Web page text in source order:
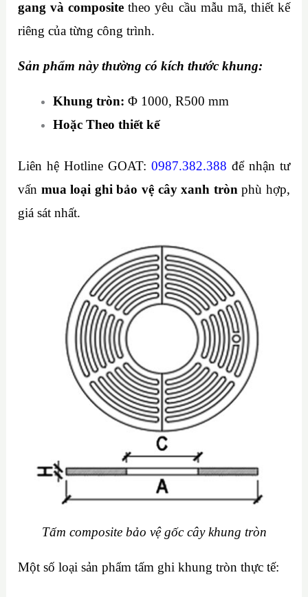
gang và composite theo yêu cầu mẫu mã, thiết kế
riêng của từng công trình.
Sản phẩm này thường có kích thước khung:
Khung tròn: Φ 1000, R500 mm
Hoặc Theo thiết kế
Liên hệ Hotline GOAT: 0987.382.388 để nhận tư
vấn mua loại ghi bảo vệ cây xanh trònphù hợp,
giá sát nhất.
Tấm composite bảo vệ gốc cây khung tròn
Một số loại sản phẩm tấm ghi khung tròn thực tế: